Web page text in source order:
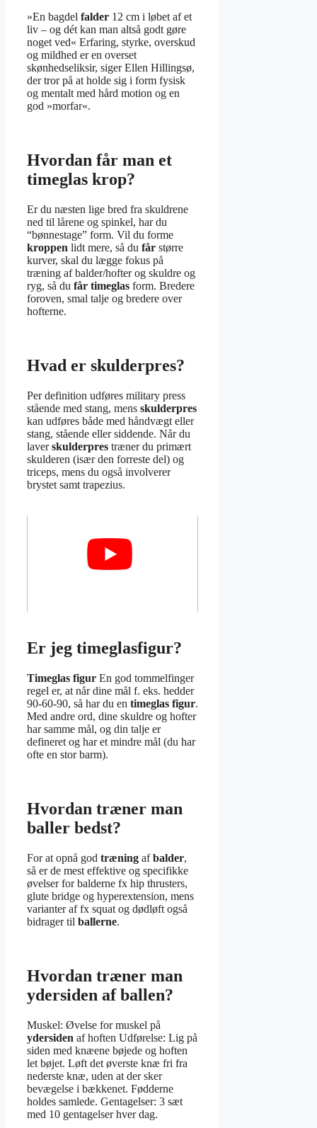
»En bagdel falder 12 cm i løbet af et
liv – og dét kan man altså godt gøre
noget ved« Erfaring, styrke, overskud
og mildhed er en overset
skønhedseliksir, siger Ellen Hillingsø,
der tror på at holde sig i form fysisk
og mentalt med hård motion og en
god »morfar«.
Hvordan får man et
timeglas krop?
Er du næsten lige bred fra skuldrene
ned til lårene og spinkel, har du
“bønnestage” form. Vil du forme
kroppen lidt mere, så du får større
kurver, skal du lægge fokus på
træning af balder/hofter og skuldre og
ryg, så du får timeglas form. Bredere
foroven, smal talje og bredere over
hofterne.
Hvad er skulderpres?
Per definition udføres military press
stående med stang, mens skulderpres
kan udføres både med håndvægt eller
stang, stående eller siddende. Når du
laverskulderpres træner du primært
skulderen (især den forreste del) og
triceps, mens du også involverer
brystet samt trapezius.
Er jeg timeglasfigur?
Timeglas figur En god tommelfinger
regel er, at når dine mål f. eks. hedder
90-60-90, så har du en timeglas figur.
Med andre ord, dine skuldre og hofter
har samme mål, og din talje er
defineret og har et mindre mål (du har
ofte en stor barm).
Hvordan træner man
baller bedst?
For at opnå god træning afbalder,
så er de mest effektive og specifikke
øvelser for balderne fx hip thrusters,
glute bridge og hyperextension, mens
varianter af fx squat og dødløft også
bidrager til ballerne.
Hvordan træner man
ydersiden af ballen?
Muskel: Øvelse for muskel på
ydersiden af hoften Udførelse: Lig på
siden med knæene bøjede og hoften
let bøjet. Løft det øverste knæ fri fra
nederste knæ, uden at der sker
bevægelse i bækkenet. Fødderne
holdes samlede. Gentagelser: 3 sæt
med 10 gentagelser hver dag.